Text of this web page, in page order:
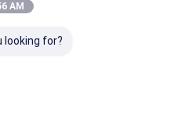
AM
looking for?